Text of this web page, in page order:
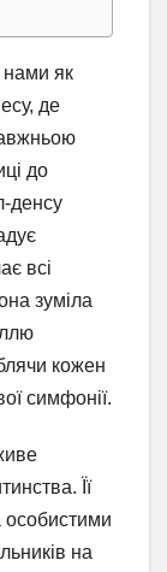
нами як
де
до
денсу
всі
зуміла
кожен
симфонії.
Її
особистими
на